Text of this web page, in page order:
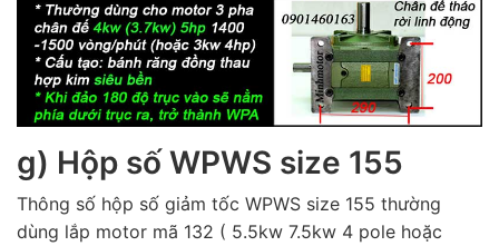
g) Hộp số WPWS size 155
Thông số hộp số giảm tốc WPWS size 155 thường
dùng lắp motor mã 132 ( 5.5kw 7.5kw 4 pole hoặc